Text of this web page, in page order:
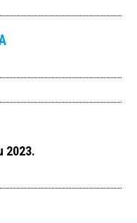
2023.